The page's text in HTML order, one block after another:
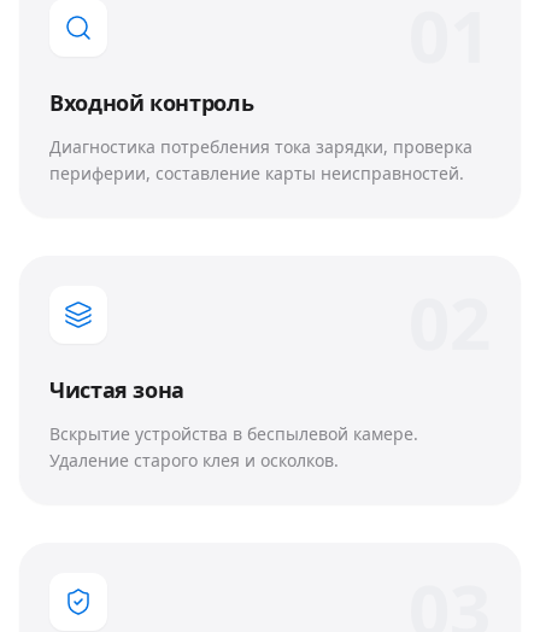
Входной контроль
Диагностика потребления тока зарядки, проверка
периферии, составление карты неисправностей.
Чистая зона
Вскрытие устройства в беспылевой камере.
Удаление старого клея и осколков.